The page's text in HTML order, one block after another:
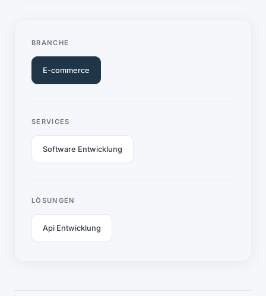
BRANCHE
E-commerce
SERVICES
Software Entwicklung
LÖSUNGEN
Api Entwicklung